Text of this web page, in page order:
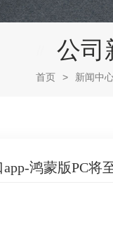
公司
首页 > 新闻中
鸿蒙版PC将